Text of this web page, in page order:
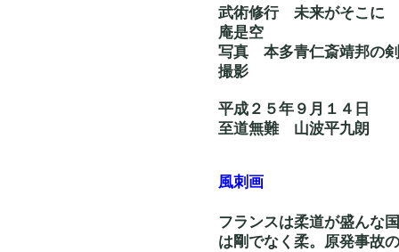
武術修行 未来がそ
庵是空
写真 本多青仁斎
撮影
平成２５年９月１４日
至道無難 山波平九朗
風刺画
フランスは柔道が盛んな
は剛でなく柔。原発事故